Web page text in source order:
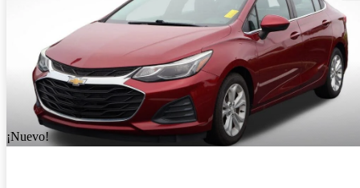
¡Nuevo!